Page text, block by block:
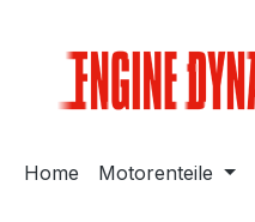
Home Motorenteile